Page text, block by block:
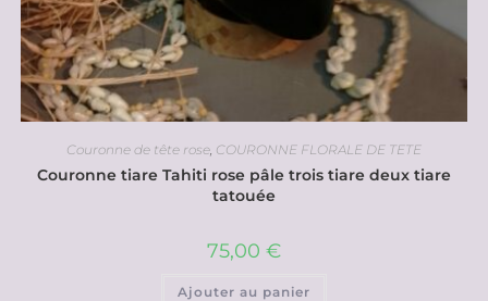
Couronne de tête rose COURONNE FLORALE DE TETE
Couronne tiare Tahiti rose pâle trois tiare deux tiare
tatouée
75,00 €
Ajouter au panier